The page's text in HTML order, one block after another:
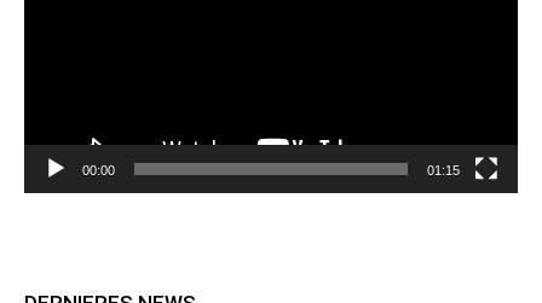
00:00 01:15